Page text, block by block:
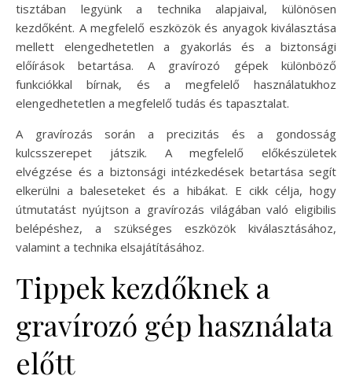
tisztában legyünk a technika alapjaival, különösen
kezdőként. A megfelelő eszközök és anyagok kiválasztása
mellett elengedhetetlen a gyakorlás és a biztonsági
előírások betartása. A gravírozó gépek különböző
funkciókkal bírnak, és a megfelelő használatukhoz
elengedhetetlen a megfelelő tudás és tapasztalat.
A gravírozás során a precizitás és a gondosság
kulcsszerepet játszik. A megfelelő előkészületek
elvégzése és a biztonsági intézkedések betartása segít
elkerülni a baleseteket és a hibákat. E cikk célja, hogy
útmutatást nyújtson a gravírozás világában való eligibilis
belépéshez, a szükséges eszközök kiválasztásához,
valamint a technika elsajátításához.
Tippek kezdőknek a
gravírozó gép használata
előtt